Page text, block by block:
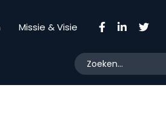
Missie & Visie